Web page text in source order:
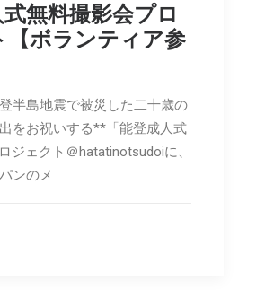
無料撮影会プロ
【ボランティア参
半島地震で被災した二十歳の
をお祝いする**「能登成人式
ジェクト＠hatatinotsudoiに、
ンのメ